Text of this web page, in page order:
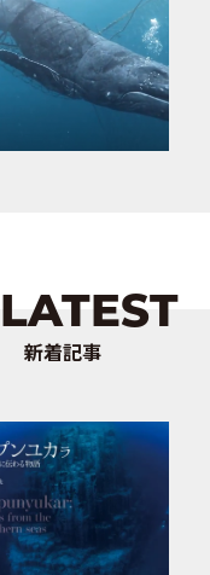
LATEST
新着記事